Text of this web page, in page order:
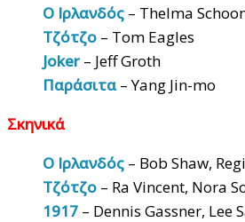
Ο Ιρλανδός – Thelma
Τζότζο – Tom Eagles
Joker – Jeff Groth
Παράσιτα – Yang Jin-mo
Σκηνικά
Ο Ιρλανδός – Bob Shaw,
Τζότζο – Ra Vincent, Nora
1917 – Dennis Gassner, Lee